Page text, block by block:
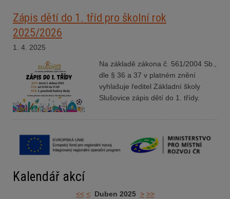
Zápis dětí do 1. tříd pro školní rok
2025/2026
1. 4. 2025
Na základě zákona č. 561/2004 Sb.,
dle § 36 a 37 v platném znění
vyhlašuje ředitel Základní školy
Slušovice zápis dětí do 1. třídy.
Kalendář akcí
<< < Duben 2025 > >>